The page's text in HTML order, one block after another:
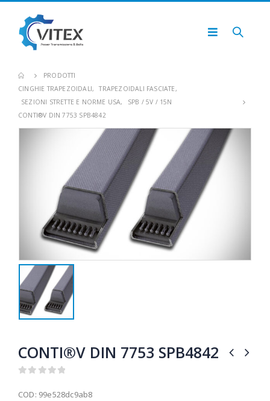
PRODOTTI
CINGHIE TRAPEZOIDALI, TRAPEZOIDALI FASCIATE,
SEZIONI STRETTE E NORME USA,
SPB / 5V / 15N
CONTI®V DIN 7753 SPB4842
CONTI®V DIN 7753 SPB4842
COD: 99e528dc9ab8